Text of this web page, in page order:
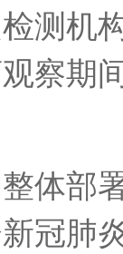
测机
察期
体部
冠肺